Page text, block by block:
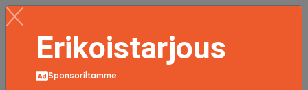
Erikoistarjous
Sponsoriltamme